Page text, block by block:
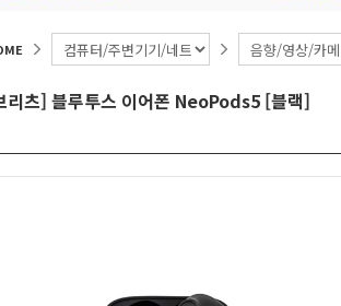
리츠] 블루투스 이어폰 NeoPods5 [블랙]